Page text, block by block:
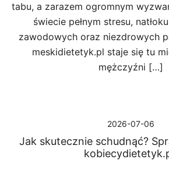
tabu, a zarazem ogromnym
świecie pełnym stresu,
zawodowych oraz niezdrowych
meskidietetyk.pl staje się tu
mężczyźni […]
2026-07-06
Jak skutecznie schudnąć?